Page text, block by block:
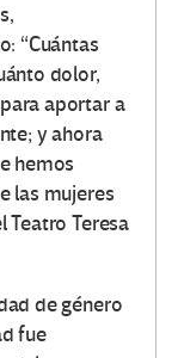
“Cuántas
dolor,
aportar a
y ahora
hemos
las mujeres
Teatro Teresa
de género
fue